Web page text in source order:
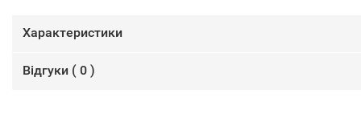
Характеристики
Відгуки ( 0 )